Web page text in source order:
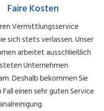
Faire Kosten
Vermittlungsservice
sich stets verlassen. Unser
arbeitet ausschließlich
Unternehmen
Deshalb bekommen Sie
einen sehr guten Service